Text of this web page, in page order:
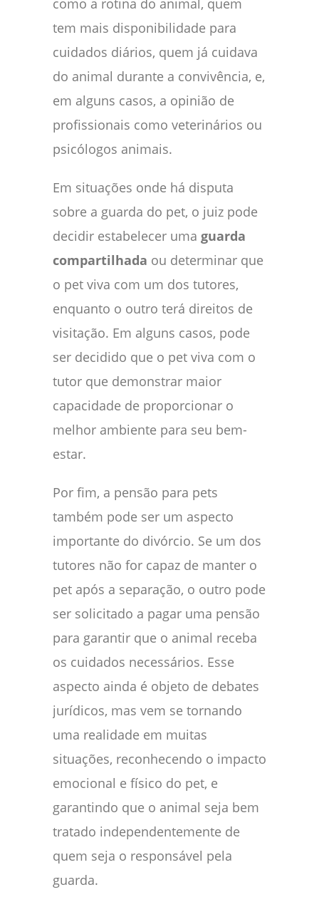
como a rotina do animal, quem
tem mais disponibilidade para
cuidados diários, quem já cuidava
do animal durante a convivência, e,
em alguns casos, a opinião de
profissionais como veterinários ou
psicólogos animais.
Em situações onde há disputa
sobre a guarda do pet, o juiz pode
decidir estabelecer uma guarda
compartilhada ou determinar que
o pet viva com um dos tutores,
enquanto o outro terá direitos de
visitação. Em alguns casos, pode
ser decidido que o pet viva com o
tutor que demonstrar maior
capacidade de proporcionar o
melhor ambiente para seu bem-
estar.
Por fim, a pensão para pets
também pode ser um aspecto
importante do divórcio. Se um dos
tutores não for capaz de manter o
pet após a separação, o outro pode
ser solicitado a pagar uma pensão
para garantir que o animal receba
os cuidados necessários. Esse
aspecto ainda é objeto de debates
jurídicos, mas vem se tornando
uma realidade em muitas
situações, reconhecendo o impacto
emocional e físico do pet, e
garantindo que o animal seja bem
tratado independentemente de
quem seja o responsável pela
guarda.